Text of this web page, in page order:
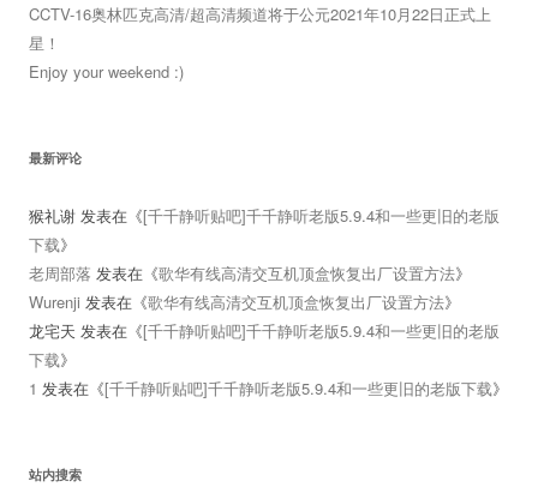
CCTV-16奥林匹克高清/超高清频道将于公元2021年10月22日正式上
星！
Enjoy your weekend :)
最新评论
猴礼谢 发表在《[千千静听贴吧]千千静听老版5.9.4和一些更旧的老版
下载》
老周部落 发表在《歌华有线高清交互机顶盒恢复出厂设置方法》
Wurenji 发表在《歌华有线高清交互机顶盒恢复出厂设置方法》
龙宅天 发表在《[千千静听贴吧]千千静听老版5.9.4和一些更旧的老版
下载》
1 发表在《[千千静听贴吧]千千静听老版5.9.4和一些更旧的老版下载》
站内搜索